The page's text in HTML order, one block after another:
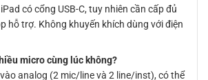
có cổng USB-C, tuy nhiên cần cấp đủ
hỗ trợ. Không khuyến khích dùng với điện
micro cùng lúc không?
analog (2 mic/line và 2 line/inst), có thể